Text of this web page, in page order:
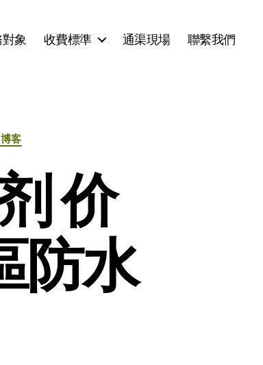
象 收費標準 通渠現場 聯繫我們
客
价
防水